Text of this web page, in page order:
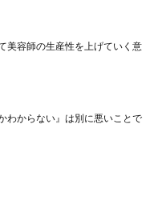
美容師の生産性を上げていく意
わからない』は別に悪いことで